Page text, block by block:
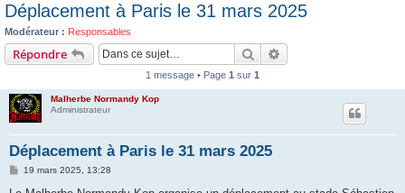
Déplacement à Paris le 31 mars 2025
Modérateur : Responsables
Répondre Rechercher
1 message • Page 1 sur 1
Malherbe Normandy Kop
Administrateur
Déplacement à Paris le 31 mars 2025
M
s
19 mars 2025, 13:28